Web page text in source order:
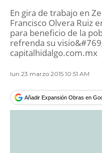
En gira de trabajo en
Francisco Olvera Ruiz
para beneficio de la
refrenda su
capitalhidalgo.com.mx
lun 23 marzo 2015 10:51 AM
Añadir Expansión Obras en